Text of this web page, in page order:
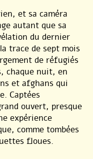
et sa caméra
autant que sa
du dernier
trace de sept mois
de réfugiés
chaque nuit, en
et afghans qui
Captées
ouvert, presque
expérience
comme tombées
floues.